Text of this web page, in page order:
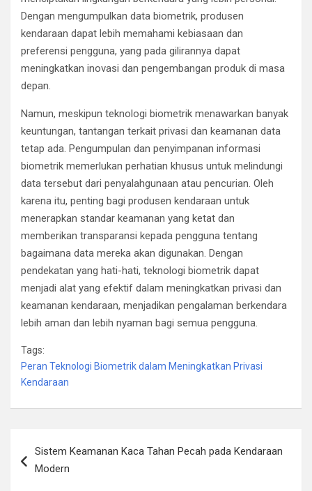
Dengan mengumpulkan data biometrik, produsen
kendaraan dapat lebih memahami kebiasaan dan
preferensi pengguna, yang pada gilirannya dapat
meningkatkan inovasi dan pengembangan produk di masa
depan.
Namun, meskipun teknologi biometrik menawarkan banyak
keuntungan, tantangan terkait privasi dan keamanan data
tetap ada. Pengumpulan dan penyimpanan informasi
biometrik memerlukan perhatian khusus untuk melindungi
data tersebut dari penyalahgunaan atau pencurian. Oleh
karena itu, penting bagi produsen kendaraan untuk
menerapkan standar keamanan yang ketat dan
memberikan transparansi kepada pengguna tentang
bagaimana data mereka akan digunakan. Dengan
pendekatan yang hati-hati, teknologi biometrik dapat
menjadi alat yang efektif dalam meningkatkan privasi dan
keamanan kendaraan, menjadikan pengalaman berkendara
lebih aman dan lebih nyaman bagi semua pengguna.
Tags:
Peran Teknologi Biometrik dalam Meningkatkan Privasi
Kendaraan
navigation
Sistem Keamanan Kaca Tahan Pecah pada Kendaraan
Modern